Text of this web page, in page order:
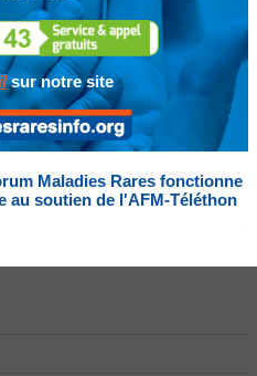
sur notre site
Maladies Rares fonctionne
au soutien de l'AFM-Téléthon